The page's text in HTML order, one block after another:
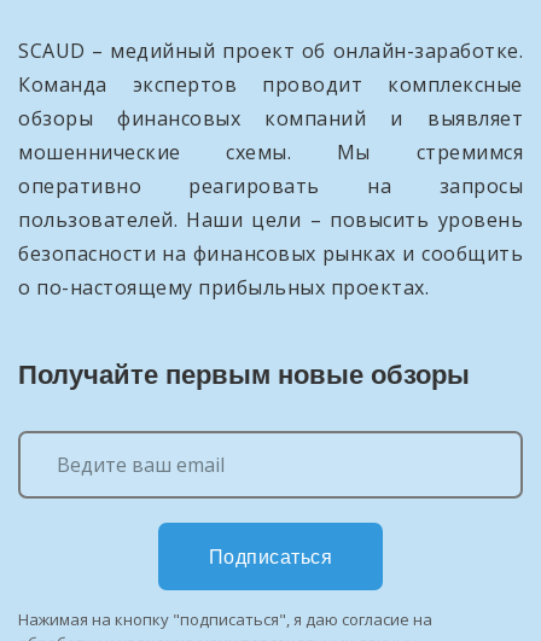
SCAUD – медийный проект об онлайн-заработке.
Команда экспертов проводит комплексные
обзоры финансовых компаний и выявляет
мошеннические схемы. Мы стремимся
оперативно реагировать на запросы
пользователей. Наши цели – повысить уровень
безопасности на финансовых рынках и сообщить
о по-настоящему прибыльных проектах.
Получайте первым новые обзоры
Подписаться
Нажимая на кнопку "подписаться", я даю согласие на